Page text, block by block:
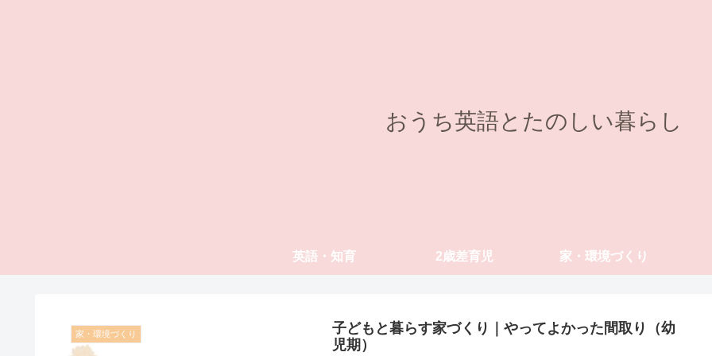
おうち英語とたのしい暮らし
英語・知育 2歳差育児 家・環境づくり
家・環境づくり
子どもと暮らす家づくり｜やってよかった間取り（幼
児期）